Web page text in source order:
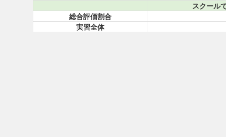
スクール
総合評価割合
実習全体